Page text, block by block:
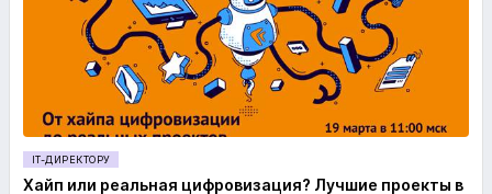
IT-ДИРЕКТОРУ
Хайп или реальная цифровизация? Лучшие проекты в